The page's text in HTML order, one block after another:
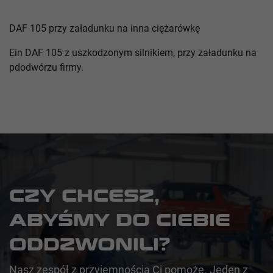
DAF 105 przy załadunku na inna ciężarówkę
Ein DAF 105 z uszkodzonym silnikiem, przy załadunku na
pdodwórzu firmy.
CZY CHCESZ,
ABYŚMY DO CIEBIE
ODDZWONILI?
Nasz zespół z przyjemnością Ci pomoże. Jeden z